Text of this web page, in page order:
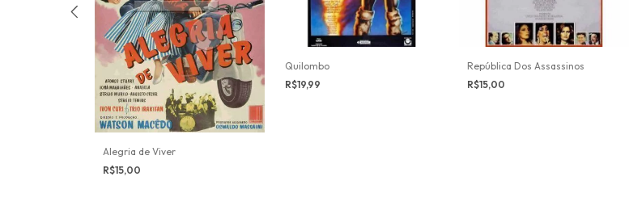
Alegria de Viver
R$15,00
Quilombo
R$19,99
República Dos Assassinos
R$15,00